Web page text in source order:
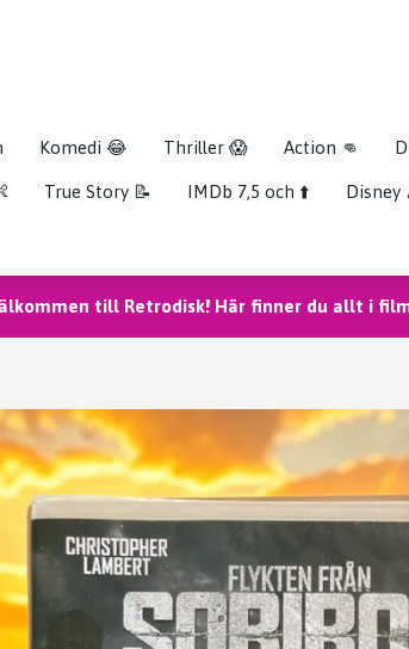
Komedi 😂 Thriller 😱 Action 👊
True Story 📝 IMDb 7,5 och ⬆️ Disney
till Retrodisk! Här finner du allt i